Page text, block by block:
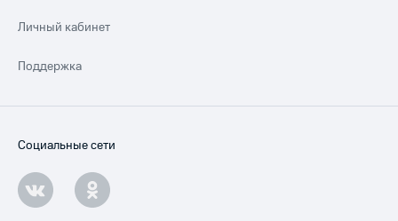
Личный кабинет
Поддержка
Социальные сети